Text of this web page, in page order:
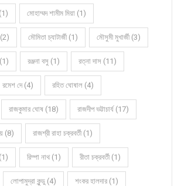
মোহাম্মদ শামীম মিয়া (1)
মৌমিতা চ্যাটার্জী (1) মৌসুমী মুখার্জী (3)
রঞ্জনা বসু (1) রত্না দাস (11)
রমেশ দে (4) রহিত ঘোষাল (4)
রাজকুমার ঘোষ (18) রাজদীপ ভট্টাচার্য (17)
(8) রাজশ্রী রাহা চক্রবর্তী (1)
(1) রিম্পা নাথ (1) রীতা চক্রবর্তী (1)
লোপামুদ্রা কুন্ডু (4) শংকর হালদার (1)